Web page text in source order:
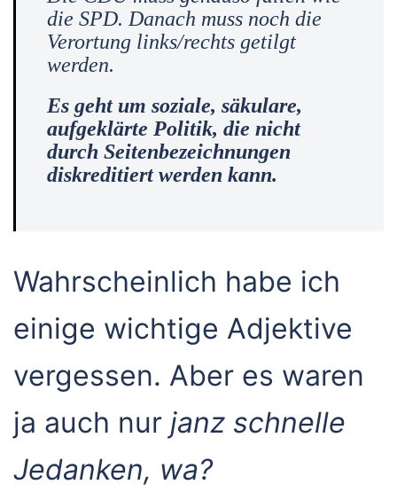
die SPD. Danach muss noch die
Verortung links/rechts getilgt
werden.
Es geht um soziale, säkulare,
aufgeklärte Politik, die nicht
durch Seitenbezeichnungen
diskreditiertwerden kann.
Wahrscheinlich habe ich
einige wichtige Adjektive
vergessen. Aber es waren
ja auch nur janz schnelle
Jedanken, wa?